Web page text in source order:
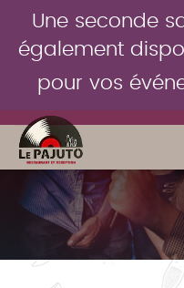
Une seconde
également
pour vos